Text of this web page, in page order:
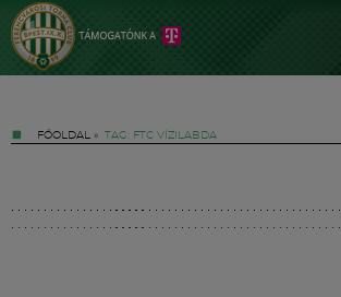
FŐOLDAL » TAG: FTC VÍZILABDA